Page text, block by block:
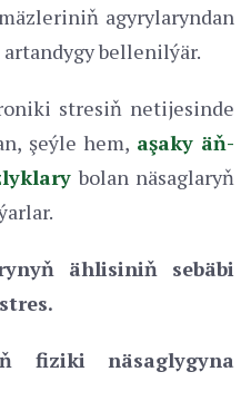
agyrylaryndan
bellenilýär.
stresiň netijesinde
şeýle hem, aşaky äň-
bolan näsaglaryň
ählisiniň sebäbi
fiziki näsaglygyna